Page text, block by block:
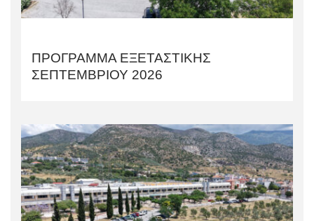
ΠΡΟΓΡΑΜΜΑ ΕΞΕΤΑΣΤΙΚΗΣ
ΣΕΠΤΕΜΒΡΙΟΥ 2026